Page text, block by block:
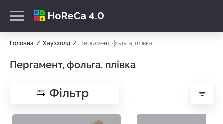
Головна Хаузхолд Пергамент, фольга, плівка:
Пергамент, фольга, плівка
Фільтр